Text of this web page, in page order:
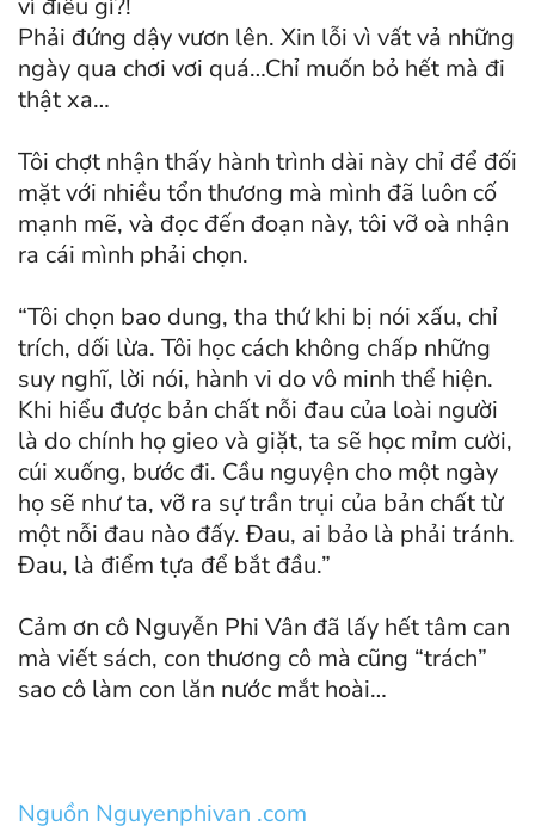
vì điều gì?!
Phải đứng dậy vươn lên. Xin lỗi vì vất vả những
ngày qua chơi vơi quá…Chỉ muốn bỏ hết mà đi
thật xa…
Tôi chợt nhận thấy hành trình dài này chỉ để đối
mặt với nhiều tổn thương mà mình đã luôn cố
mạnh mẽ, và đọc đến đoạn này, tôi vỡ oà nhận
ra cái mình phải chọn.
“Tôi chọn bao dung, tha thứ khi bị nói xấu, chỉ
trích, dối lừa. Tôi học cách không chấp những
suy nghĩ, lời nói, hành vi do vô minh thể hiện.
Khi hiểu được bản chất nỗi đau của loài người
là do chính họ gieo và giặt, ta sẽ học mỉm cười,
cúi xuống, bước đi. Cầu nguyện cho một ngày
họ sẽ như ta, vỡ ra sự trần trụi của bản chất từ
một nỗi đau nào đấy. Đau, ai bảo là phải tránh.
Đau, là điểm tựa để bắt đầu.”
Cảm ơn cô Nguyễn Phi Vân đã lấy hết tâm can
mà viết sách, con thương cô mà cũng “trách”
sao cô làm con lăn nước mắt hoài…
Nguồn Nguyenphivan .com